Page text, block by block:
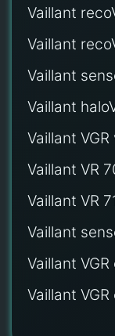
Vaillant
Vaillant
Vaillant
Vaillant
Vaillant VGR
Vaillant VR
Vaillant VR
Vaillant
Vaillant VGR
Vaillant